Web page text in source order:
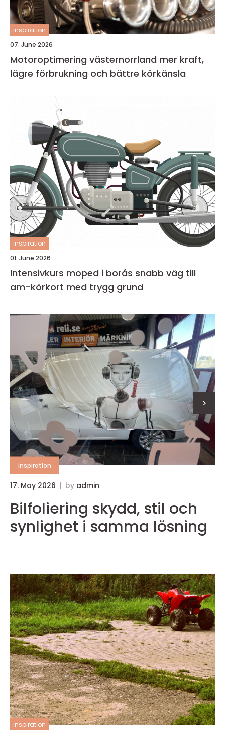
inspiration
07. June 2026
Motoroptimering västernorrland mer kraft,
lägre förbrukning och bättre körkänsla
inspiration
01. June 2026
Intensivkurs moped i borås snabb väg till
am-körkort med trygg grund
inspiration
17. May 2026 by admin
Bilfoliering skydd, stil och
synlighet i samma lösning
>
inspiration